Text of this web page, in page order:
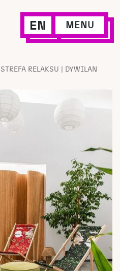
EN MENU
STREFA RELAKSU | DYWILAN